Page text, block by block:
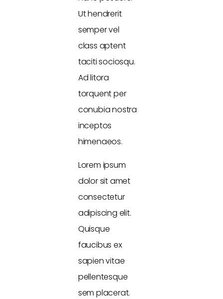
Ut hendrerit
semper vel
class aptent
taciti sociosqu.
Ad litora
torquent per
conubia nostra
inceptos
himenaeos.
Lorem ipsum
dolor sit amet
consectetur
adipiscing elit.
Quisque
faucibus ex
sapien vitae
pellentesque
sem placerat.